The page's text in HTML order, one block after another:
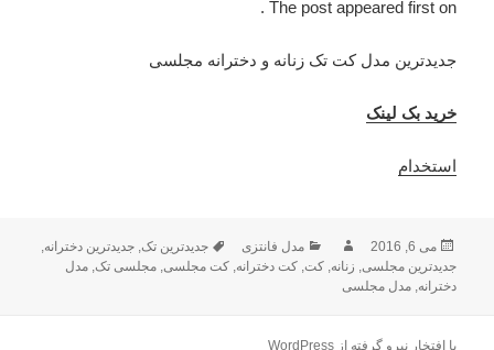
The post appeared first on .
جدیدترین مدل کت تک زنانه و دخترانه مجلسی
خرید بک لینک
استخدام
ارسال
شده
در
می 6, 2016 نویسندهدسته‌ها
مدل فانتزی برچسب‌ها
جدیدترین تک,جدیدترین دخترانه,
جدیدترین مجلسی, زنانه,کت,کت دخترانه,کت مجلسی,مجلسی تک,مدل
دخترانه,مدل مجلسی
با افتخار نیرو گرفته از WordPress